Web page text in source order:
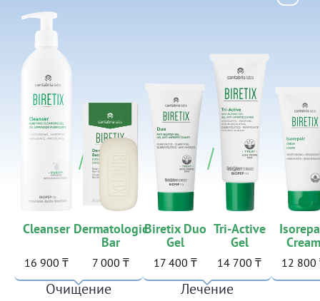
Cleanser
16 900 ₸
Dermatologic
Bar
7 000 ₸
Очищение
Biretix Duo
Gel
17 400 ₸
Tri-Active
Gel
14 700 ₸
Лечение
Cream
12 800